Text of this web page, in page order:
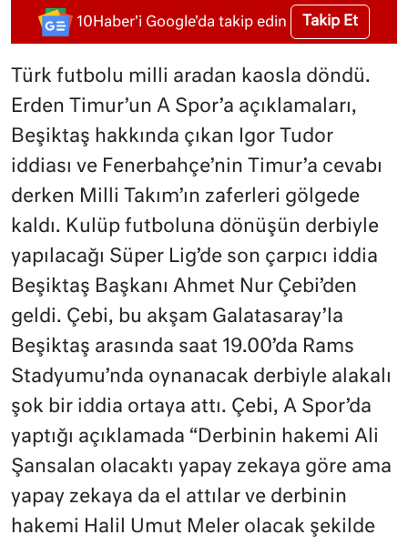
10Haber'i Google'da takip edin Takip Et
Türk futbolu milli aradan kaosla döndü.
Erden Timur’un A Spor’a açıklamaları,
Beşiktaş hakkında çıkan Igor Tudor
iddiası ve Fenerbahçe’nin Timur’a cevabı
derken Milli Takım’ın zaferleri gölgede
kaldı. Kulüp futboluna dönüşün derbiyle
yapılacağı Süper Lig’de son çarpıcı iddia
Beşiktaş Başkanı Ahmet Nur Çebi’den
geldi. Çebi, bu akşam Galatasaray’la
Beşiktaş arasında saat 19.00’da Rams
Stadyumu’nda oynanacak derbiyle alakalı
şok bir iddia ortaya attı. Çebi, A Spor’da
yaptığı açıklamada “Derbinin hakemi Ali
Şansalan olacaktı yapay zekaya göre ama
yapay zekaya da el attılar ve derbinin
hakemi Halil Umut Meler olacak şekilde